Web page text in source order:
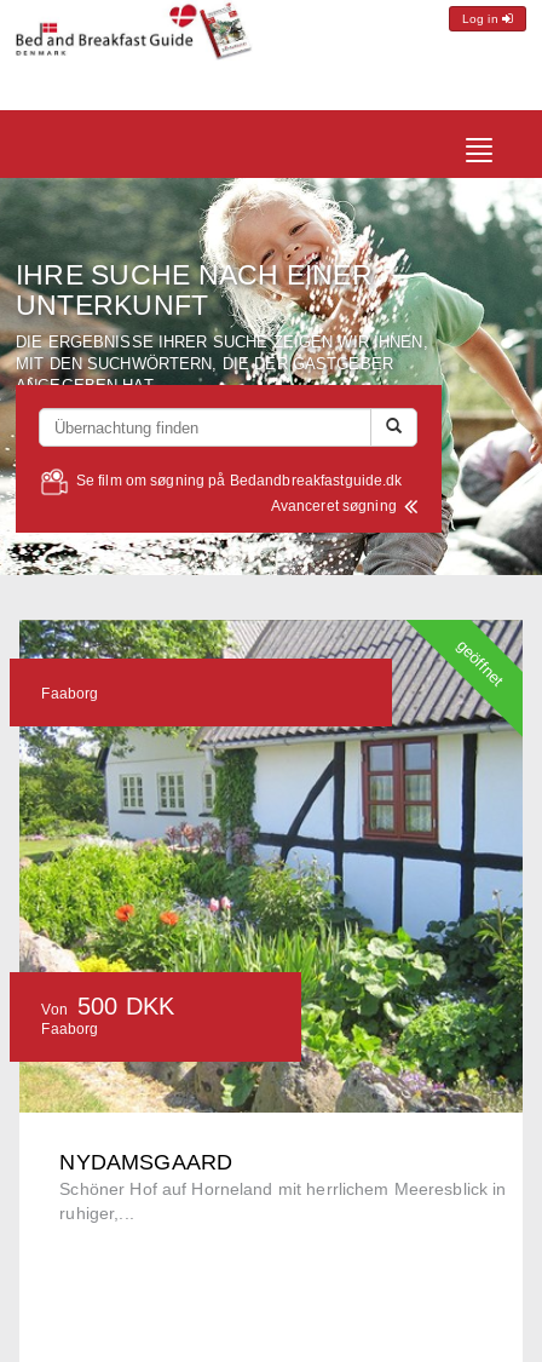
Log in
Toggle
IHRE SUCHE NACH EINER
UNTERKUNFT
DIE ERGEBNISSE IHRER SUCHE ZEIGEN WIR IHNEN,
MIT DEN SUCHWÖRTERN, DIE DER GASTGEBER
ANGEGEBEN HAT.
Avanceret søgning
Se film om søgning på Bedandbreakfastguide.dk
NYDAMSGAARD
Schöner Hof auf Horneland mit herrlichem Meeresblick in
ruhiger,...
Faaborg
Von 500 DKK
Faaborg
geöffnet